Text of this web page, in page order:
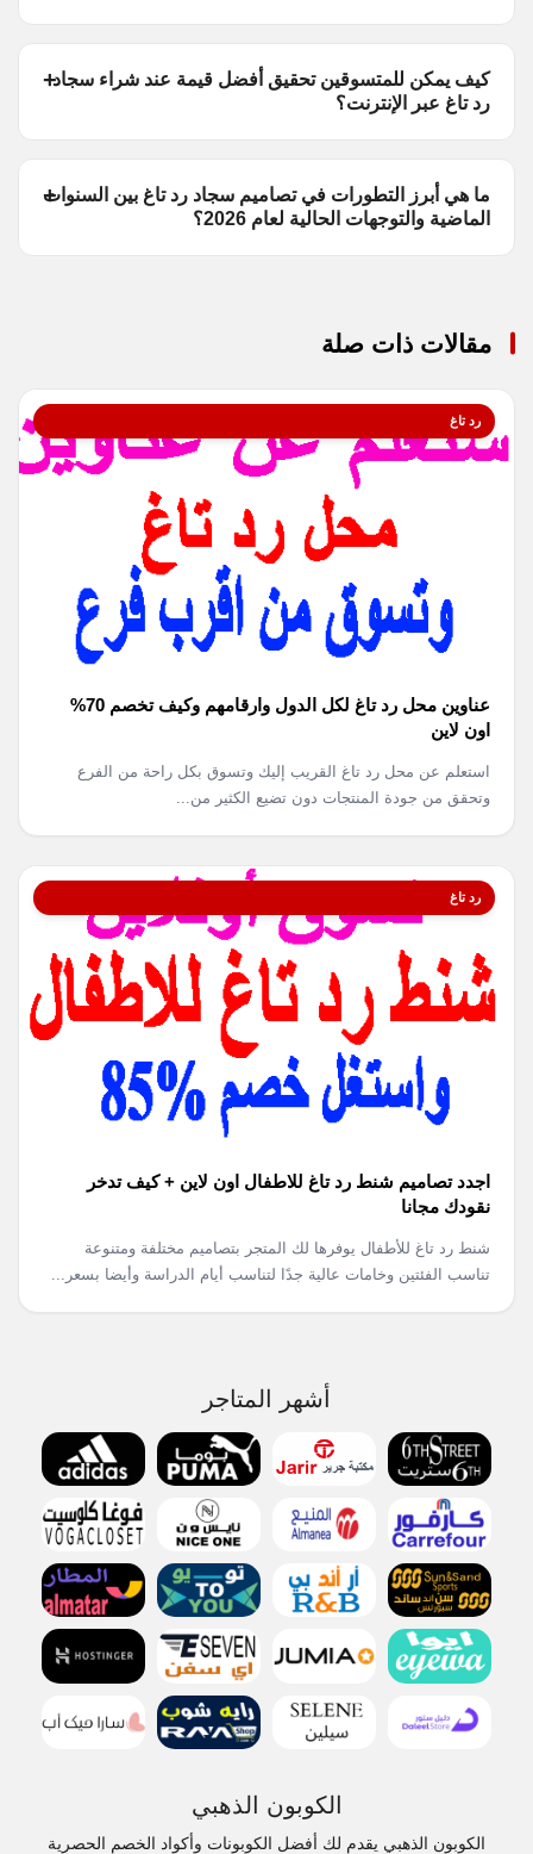
كيف يمكن للمتسوقين تحقيق أفضل قيمة عند شراء سجاد
رد تاغ عبر الإنترنت؟
ما هي أبرز التطورات في تصاميم سجاد رد تاغ بين السنوات
الماضية والتوجهات الحالية لعام 2026؟
مقالات ذات صلة
رد تاغ
عناوين محل رد تاغ لكل الدول وارقامهم وكيف تخصم 70%
اون لاين
استعلم عن محل رد تاغ القريب إليك وتسوق بكل راحة من الفرع
وتحقق من جودة المنتجات دون تضيع الكثير من...
رد تاغ
اجدد تصاميم شنط رد تاغ للاطفال اون لاين + كيف تدخر
نقودك مجانا
شنط رد تاغ للأطفال يوفرها لك المتجر بتصاميم مختلفة ومتنوعة
تناسب الفئتين وخامات عالية جدًا لتناسب أيام الدراسة وأيضا بسعر...
أشهر المتاجر
الكوبون الذهبي
الكوبون الذهبي يقدم لك أفضل الكوبونات وأكواد الخصم الحصرية